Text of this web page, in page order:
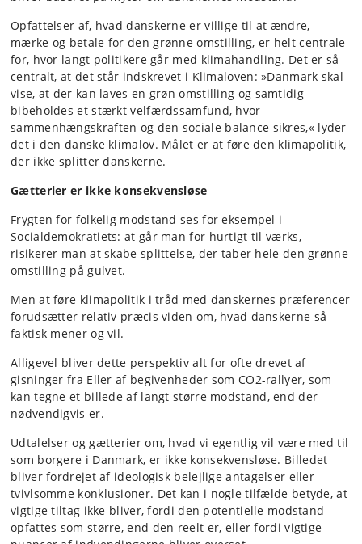
Opfattelser af, hvad danskerne er villige til at ændre,
mærke og betale for den grønne omstilling, er helt centrale
for, hvor langt politikere går med klimahandling. Det er så
centralt, at det står indskrevet i Klimaloven: »Danmark skal
vise, at der kan laves en grøn omstilling og samtidig
bibeholdes et stærkt velfærdssamfund, hvor
sammenhængskraften og den sociale balance sikres,« lyder
det i den danske klimalov. Målet er at føre den klimapolitik,
der ikke splitter danskerne.
Gætterier er ikke konsekvensløse
Frygten for folkelig modstand ses for eksempel i
Socialdemokratiets: at går man for hurtigt til værks,
risikerer man at skabe splittelse, der taber hele den grønne
omstilling på gulvet.
Men at føre klimapolitik i tråd med danskernes præferencer
forudsætter relativ præcis viden om, hvad danskerne så
faktisk mener og vil.
Alligevel bliver dette perspektiv alt for ofte drevet af
gisninger fra Eller af begivenheder som CO2-rallyer, som
kan tegne et billede af langt større modstand, end der
nødvendigvis er.
Udtalelser og gætterier om, hvad vi egentlig vil være med til
som borgere i Danmark, er ikke konsekvensløse. Billedet
bliver fordrejet af ideologisk belejlige antagelser eller
tvivlsomme konklusioner. Det kan i nogle tilfælde betyde, at
vigtige tiltag ikke bliver, fordi den potentielle modstand
opfattes som større, end den reelt er, eller fordi vigtige